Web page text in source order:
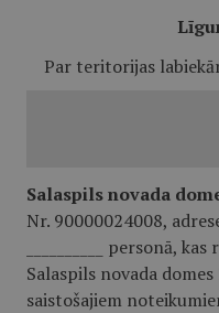
Par teritorijas
Salaspils novada
Nr. 90000024008,
__________ personā,
Salaspils novada
saistošajiem